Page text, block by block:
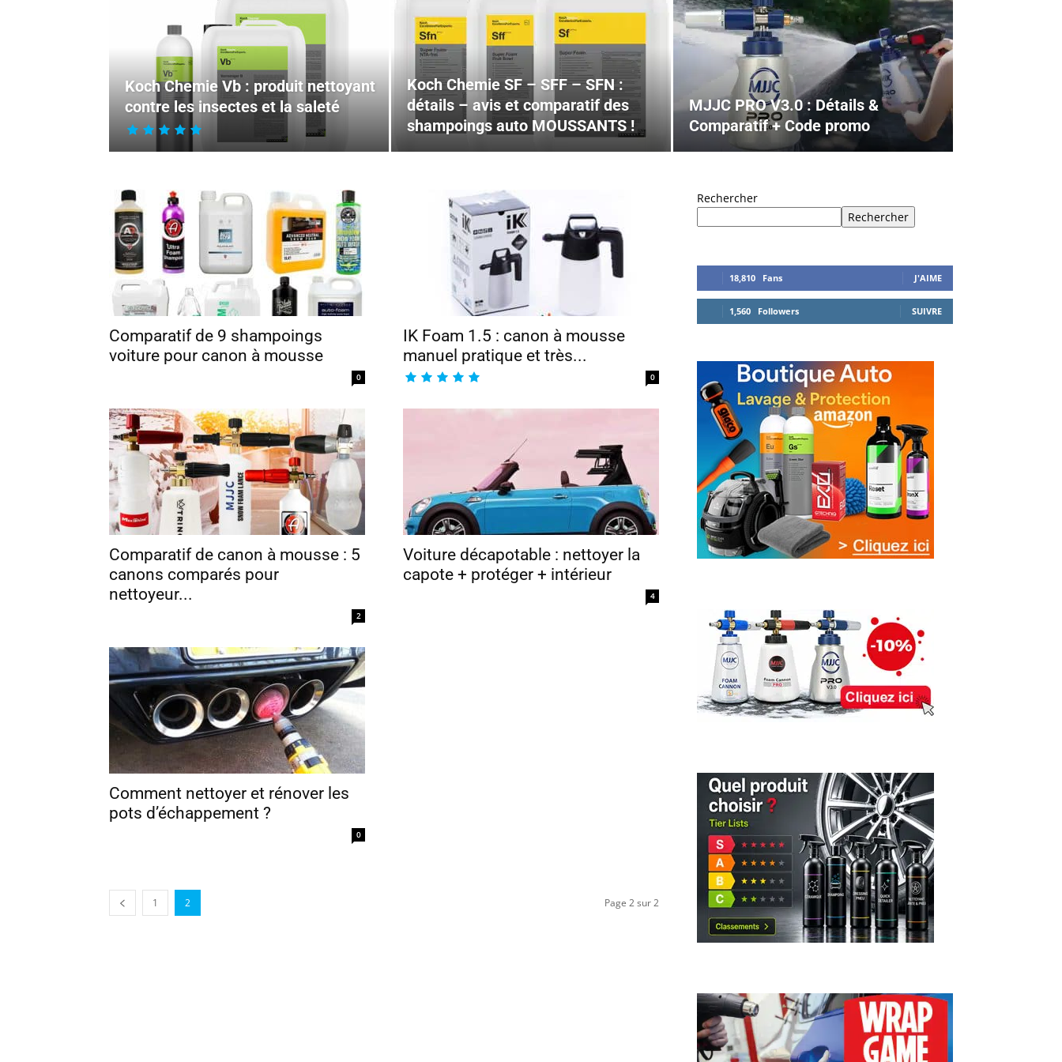
Koch Chemie Vb : produit nettoyant
contre les insectes et la saleté
Koch Chemie SF – SFF – SFN :
détails – avis et comparatif des
shampoings auto MOUSSANTS !
MJJC PRO V3.0 : Détails &
Comparatif + Code promo
Comparatif de 9 shampoings
voiture pour canon à mousse
0
IK Foam 1.5 : canon à mousse
manuel pratique et très...
0
Comparatif de canon à mousse : 5
canons comparés pour
nettoyeur...
2
Voiture décapotable : nettoyer la
capote + protéger + intérieur
4
Comment nettoyer et rénover les
pots d’échappement ?
0
1 2 Page 2 sur 2
Rechercher
Rechercher
18,810 Fans J'AIME
1,560 Followers SUIVRE